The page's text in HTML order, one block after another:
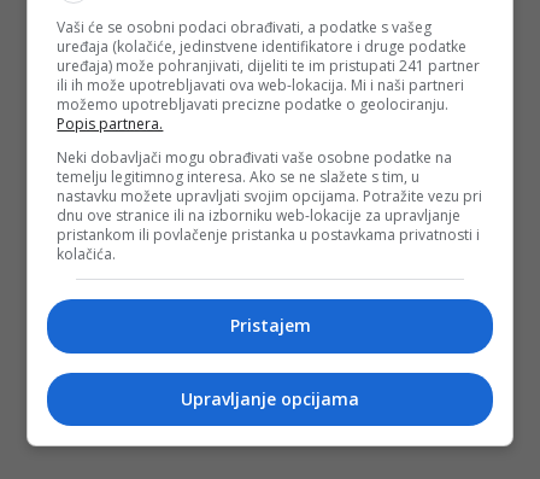
Vaši će se osobni podaci obrađivati, a podatke s vašeg
uređaja (kolačiće, jedinstvene identifikatore i druge podatke
uređaja) može pohranjivati, dijeliti te im pristupati 241 partner
ili ih može upotrebljavati ova web-lokacija. Mi i naši partneri
možemo upotrebljavati precizne podatke o geolociranju.
Popis partnera.
Neki dobavljači mogu obrađivati vaše osobne podatke na
temelju legitimnog interesa. Ako se ne slažete s tim, u
nastavku možete upravljati svojim opcijama. Potražite vezu pri
dnu ove stranice ili na izborniku web-lokacije za upravljanje
pristankom ili povlačenje pristanka u postavkama privatnosti i
kolačića.
Pristajem
Upravljanje opcijama